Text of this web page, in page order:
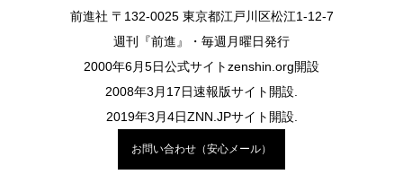
前進社 〒132-0025 東京都江戸川区松江1-12-7
週刊『前進』・毎週月曜日発行
2000年6月5日公式サイトzenshin.org開設
2008年3月17日速報版サイト開設.
2019年3月4日ZNN.JPサイト開設.
お問い合わせ（安心メール）